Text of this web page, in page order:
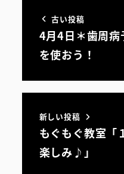
古い投稿
4月4日＊歯周
を使おう！
新しい投稿
もぐもぐ教室「
楽しみ♪」